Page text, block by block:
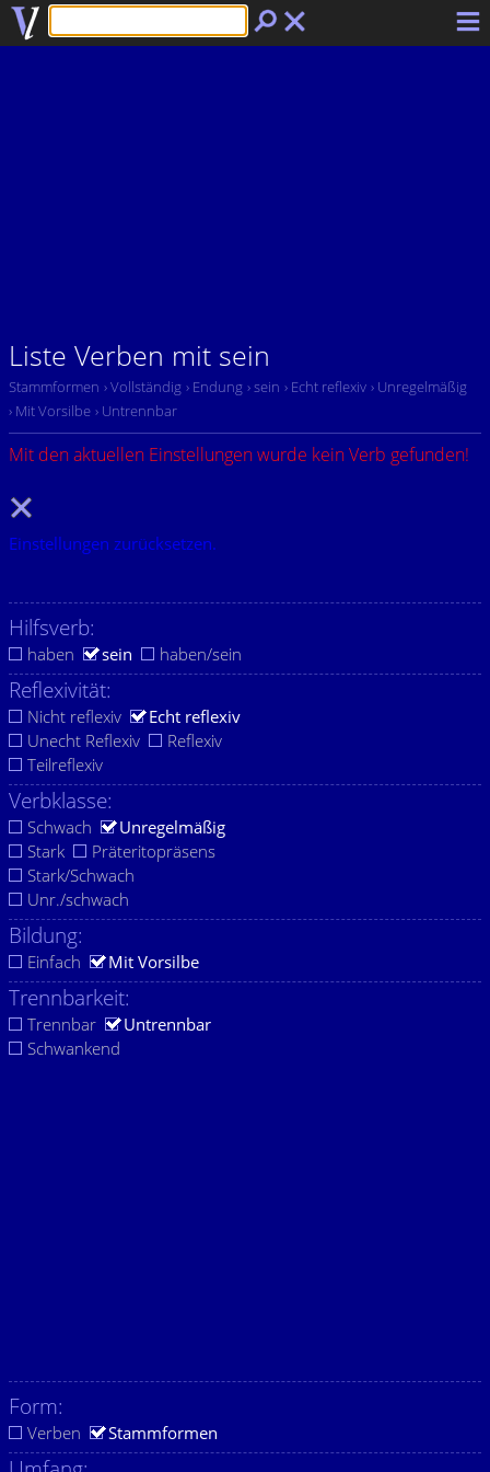
Liste Verben mit sein
Stammformen › Vollständig › Endung › sein › Echt reflexiv › Unregelmäßig
› Mit Vorsilbe › Untrennbar
Mit den aktuellen Einstellungen wurde kein Verb gefunden!
Einstellungen zurücksetzen.
Hilfsverb:
haben sein haben/sein
Reflexivität:
Nicht reflexiv
Echt reflexiv
Unecht Reflexiv
Reflexiv
Teilreflexiv
Verbklasse:
Schwach
Unregelmäßig
Stark
Präteritopräsens
Stark/Schwach
Unr./schwach
Bildung:
Einfach Mit Vorsilbe
Trennbarkeit:
Trennbar
Untrennbar
Schwankend
Form:
Verben Stammformen